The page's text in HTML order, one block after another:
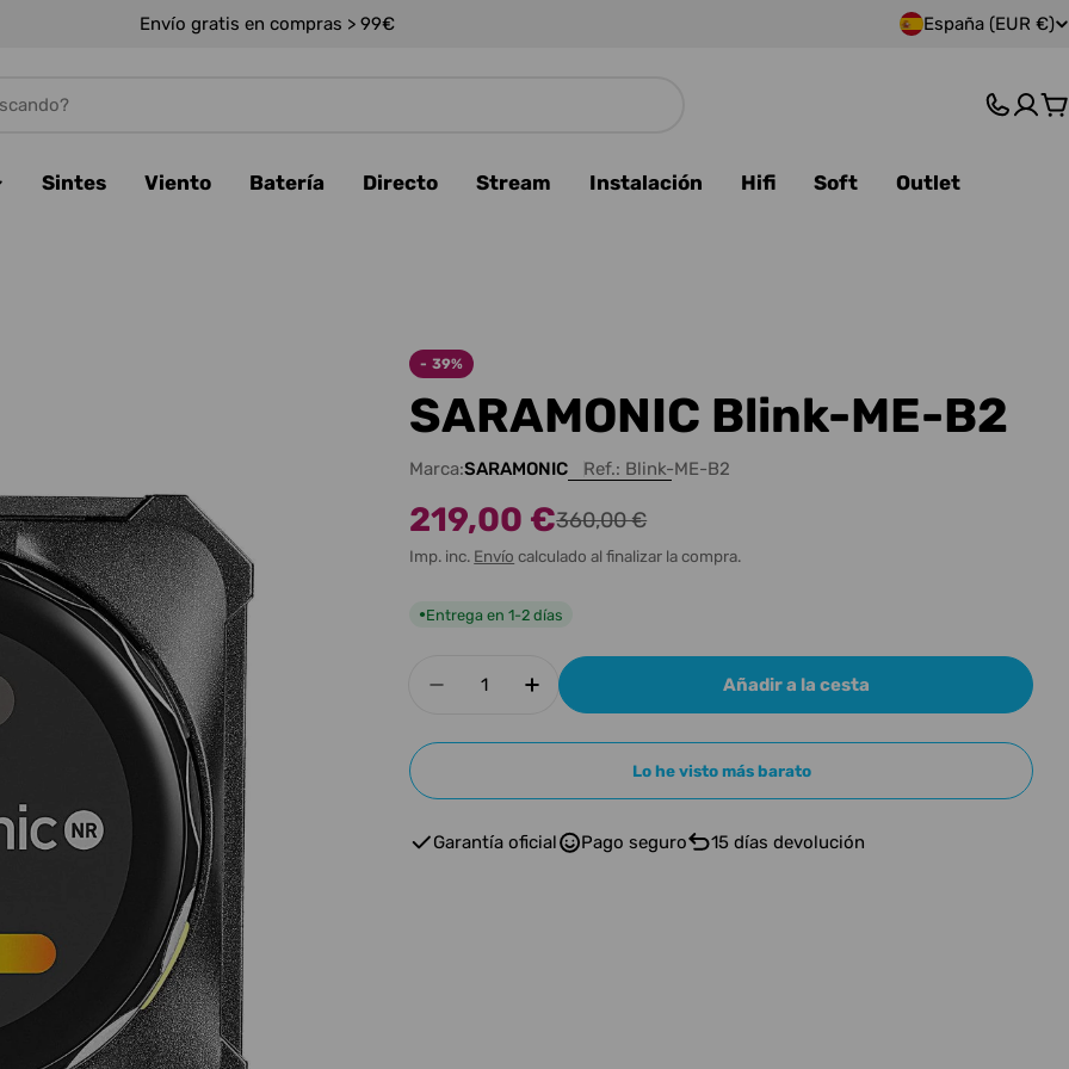
Envío gratis en compras > 99€
P
s
g
i
España (EUR €)
Sintes Viento Batería Directo Stream Instalación Hifi Soft
Outlet
- 39%
SARAMONIC Blink-ME-B2
Marca:SARAMONIC Ref.: Blink-ME-B2
Precio
de
oferta
219,00 €
Precio
habitual
360,00 €
Imp. inc. Envío calculado al finalizar la compra.
●Entrega en 1-2 días
Disminuir cantidad para SARAMONIC Blink-ME-B2
Aumentar cantidad para SARAMONIC Blink-ME-
Añadir a la cesta
Lo he visto más barato
Garantía oficial Pago seguro 15 días devolución